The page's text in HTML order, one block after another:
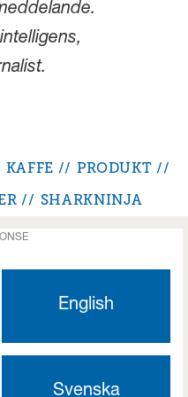
KAFFE
PRODUKT
SHARKNINJA
English
Svenska